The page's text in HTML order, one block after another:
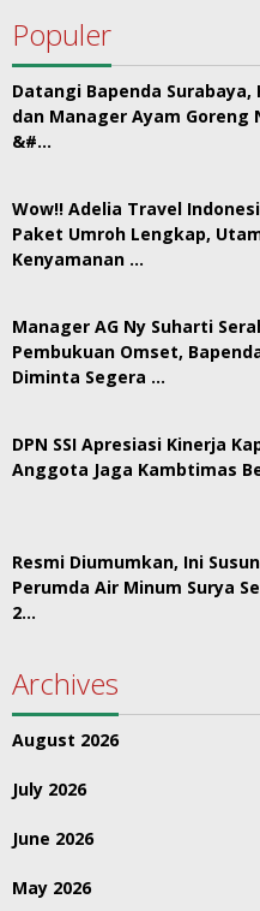
Populer
Datangi Bapenda Surabaya,
dan Manager Ayam Goreng
&#…
Wow!! Adelia Travel
Paket Umroh Lengkap,
Kenyamanan …
Manager AG Ny Suharti
Pembukuan Omset,
Diminta Segera …
DPN SSI Apresiasi Kinerja
Anggota Jaga Kambtimas
Resmi Diumumkan, Ini
Perumda Air Minum Surya
2…
Archives
August 2026
July 2026
June 2026
May 2026